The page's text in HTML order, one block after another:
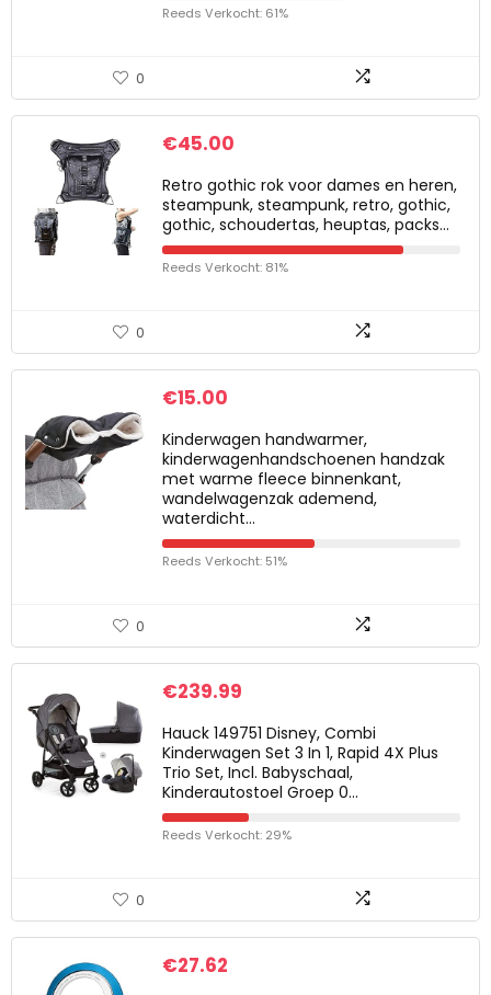
Reeds Verkocht: 61%
0
€45.00
Retro gothic rok voor dames en heren,
steampunk, steampunk, retro, gothic,
gothic, schoudertas, heuptas, packs…
Reeds Verkocht: 81%
0
€15.00
Kinderwagen handwarmer,
kinderwagenhandschoenen handzak
met warme fleece binnenkant,
wandelwagenzak ademend,
waterdicht…
Reeds Verkocht: 51%
0
€239.99
Hauck 149751 Disney, Combi
Kinderwagen Set 3 In 1, Rapid 4X Plus
Trio Set, Incl. Babyschaal,
Kinderautostoel Groep 0…
Reeds Verkocht: 29%
0
€27.62